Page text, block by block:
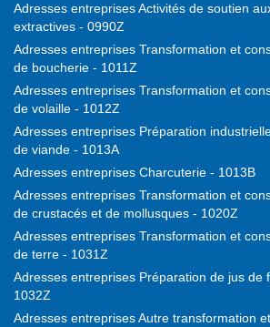
Adresses entreprises Activités de soutien
extractives - 0990Z
Adresses entreprises Transformation et
de boucherie - 1011Z
Adresses entreprises Transformation et
de volaille - 1012Z
Adresses entreprises Préparation
de viande - 1013A
Adresses entreprises Charcuterie - 1013B
Adresses entreprises Transformation et
de crustacés et de mollusques - 1020Z
Adresses entreprises Transformation et
de terre - 1031Z
Adresses entreprises Préparation de jus de
1032Z
Adresses entreprises Autre transformation